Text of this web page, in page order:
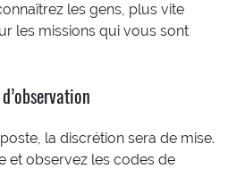
les gens, plus vite
les missions qui vous sont
la discrétion sera de mise.
et observez les codes de